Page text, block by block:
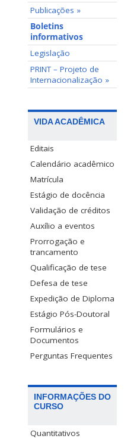
Publicações »
Boletins
informativos
Legislação
PRINT – Projeto de
Internacionalização »
VIDA ACADÊMICA
Editais
Calendário acadêmico
Matrícula
Estágio de docência
Validação de créditos
Auxílio a eventos
Prorrogação e
trancamento
Qualificação de tese
Defesa de tese
Expedição de Diploma
Estágio Pós-Doutoral
Formulários e
Documentos
Perguntas Frequentes
INFORMAÇÕES DO
CURSO
Quantitativos